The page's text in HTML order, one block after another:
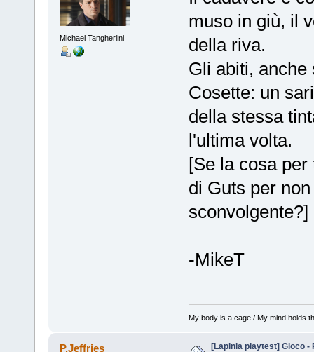
Michael Tangherlini
muso in giù, il
della riva.
Gli abiti,
Cosette: un
della stessa
l'ultima volta.
[Se la cosa
di Guts per
sconvolgente?]
-MikeT
My body is a cage / My mind holds
P.Jeffries [Lapinia playtest] Gioco -